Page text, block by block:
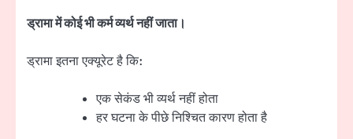
ड्रामा में कोई भी कर्म व्यर्थ नहीं जाता।
ड्रामा इतना एक्यूरेट है कि:
एक सेकंड भी व्यर्थ नहीं होता
हर घटना के पीछे निश्चित कारण होता है